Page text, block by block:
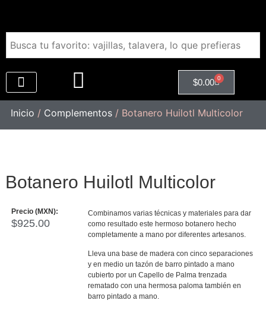
$0.00 0
Inicio / Complementos/ Botanero Huilotl Multicolor
Botanero Huilotl Multicolor
Precio (MXN):
$925.00
Combinamos varias técnicas y materiales para dar
como resultado este hermoso botanero hecho
completamente a mano por diferentes artesanos.
Lleva una base de madera con cinco separaciones
y en medio un tazón de barro pintado a mano
cubierto por un Capello de Palma trenzada
rematado con una hermosa paloma también en
barro pintado a mano.